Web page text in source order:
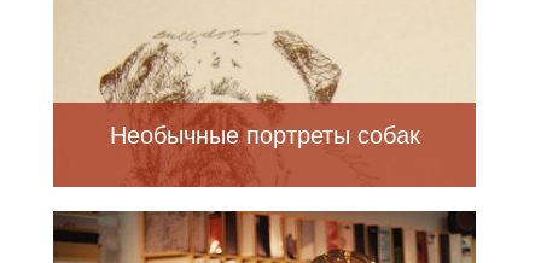
Необычные портреты собак